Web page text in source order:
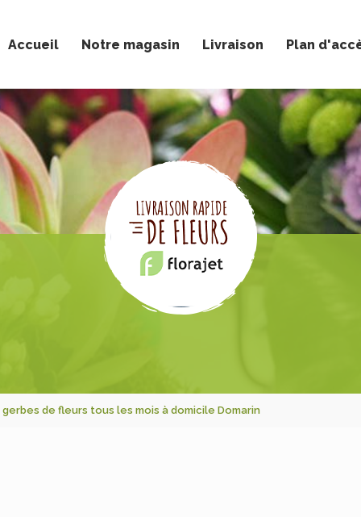
Accueil Notre magasin Livraison Plan
de fleurs tous les mois à domicile Domarin